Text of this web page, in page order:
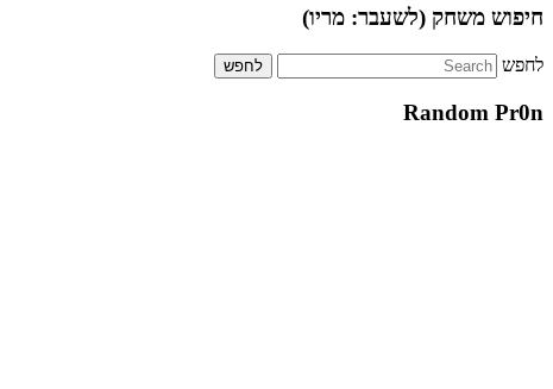
חיפוש משחק (לשעבר: מריו)
לחפש
Random Pr0n